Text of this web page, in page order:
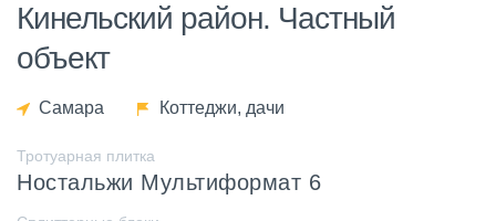
Кинельский район. Частный
объект
Самара Коттеджи, дачи
Тротуарная плитка
Ностальжи Мультиформат 6